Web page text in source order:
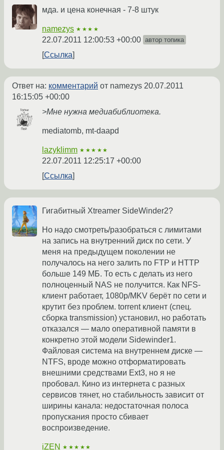
мда. и цена конечная - 7-8 штук
namezys ★★★★
22.07.2011 12:00:53 +00:00 автор топика
Ссылка
Ответ на: комментарий от namezys 20.07.2011
16:15:05 +00:00
>Мне нужна медиабиблиотека.
mediatomb, mt-daapd
lazyklimm ★★★★★
22.07.2011 12:25:17 +00:00
Ссылка
Гигабитный Xtreamer SideWinder2?
Но надо смотреть/разобраться с лимитами
на запись на внутренний диск по сети. У
меня на предыдущем поколении не
получалось на него залить по FTP и HTTP
больше 149 МБ. То есть с делать из него
полноценный NAS не получится. Как NFS-
клиент работает, 1080p/MKV берёт по сети и
крутит без проблем. torrent клиент (спец.
сборка transmission) установил, но работать
отказался — мало оперативной памяти в
конкретно этой модели Sidewinder1.
Файловая система на внутреннем диске —
NTFS, вроде можно отформатировать
внешними средствами Ext3, но я не
пробовал. Кино из интернета с разных
сервисов тянет, но стабильность зависит от
ширины канала: недостаточная полоса
пропускания просто сбивает
воспроизведение.
iZEN ★★★★★